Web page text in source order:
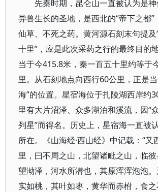
先秦时期，昆仑山一直被认为是
异兽生长的圣地，是西北的“帝下之都
仙草、不死之药。黄河源石刻末句提
十里”，应是此次采药之行的最终目的
当于今415.8米，秦一百五十里约等于
里。从石刻地点向西行60公里，正是
海”的位置。星宿海位于扎陵湖西岸约
里有大片沼泽、众多湖泊和溪流，因“
列星”而得名。历史上，星宿海一直被
所在。《山海经·西山经》中记载：“又
里，曰不周之山，北望诸毗之山，临
望泑泽，河水所潜也，其原浑浑泡泡
实如桃，其叶如枣，黄华而赤柎，食